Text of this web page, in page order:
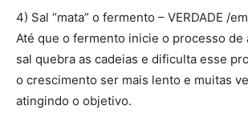
4) Sal “mata” o fermento – VERDADE /
Até que o fermento inicie o processo de
sal quebra as cadeias e dificulta esse
o crescimento ser mais lento e muitas
atingindo o objetivo.